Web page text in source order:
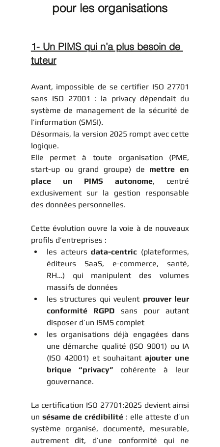
pour les organisations
1- Un PIMS qui n’a plus besoin de
tuteur
Avant, impossible de se certifier ISO 27701
sans ISO 27001 : la privacy dépendait du
système de management de la sécurité de
l’information (SMSI).
Désormais, la version 2025 rompt avec cette
logique.
Elle permet à toute organisation (PME,
start-up ou grand groupe) de mettre en
place un PIMS autonome, centré
exclusivement sur la gestion responsable
des données personnelles.
Cette évolution ouvre la voie à de nouveaux
profils d’entreprises :
les acteurs data-centric (plateformes,
éditeurs SaaS, e-commerce, santé,
RH…) qui manipulent des volumes
massifs de données
les structures qui veulent prouver leur
conformité RGPD sans pour autant
disposer d’un ISMS complet
les organisations déjà engagées dans
une démarche qualité (ISO 9001) ou IA
(ISO 42001) et souhaitant ajouter une
brique “privacy” cohérente à leur
gouvernance.
La certification ISO 27701:2025 devient ainsi
un sésame de crédibilité : elle atteste d’un
système organisé, documenté, mesurable,
autrement dit, d’une conformité qui ne